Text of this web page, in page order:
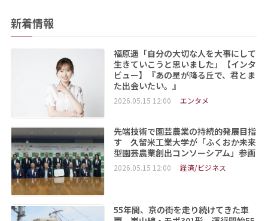
新着情報
福原遥「自分の大切な人を大事にして
生きていこうと思いました」【インタ
ビュー】『あの星が降る丘で、君とま
た出会いたい。』
2026.05.15 12:00 エンタメ
先端技術で園芸農業の持続的発展目指
す 久留米工業大学が「ふくおか未来
型園芸農業創出コンソーシアム」参画
2026.05.15 12:00 経済/ビジネス
55年間、京の街を走り続けてきた車